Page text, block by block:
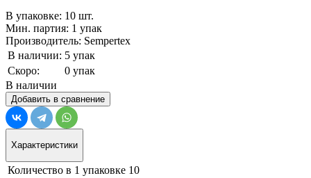
В упаковке: 10 шт.
Мин. партия: 1 упак
Производитель: Sempertex
В наличии: 5 упак
Скоро:
0 упак
В наличии
Добавить в сравнение
Характеристики
Количество в 1 упаковке 10